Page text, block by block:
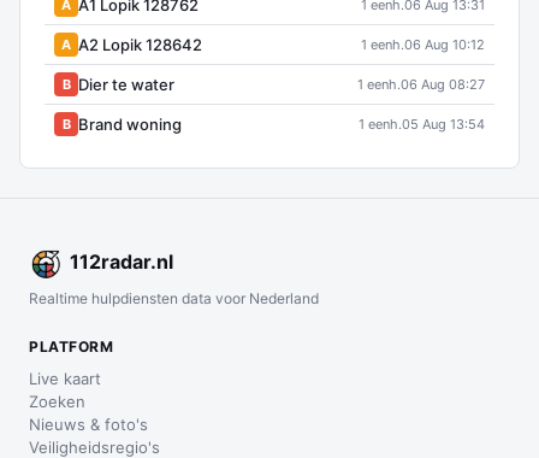
A A1 Lopik 128762 1 eenh.06 Aug 13:31
A A2 Lopik 128642 1 eenh.06 Aug 10:12
B Dier te water 1 eenh.06 Aug 08:27
B Brand woning 1 eenh.05 Aug 13:54
112radar.nl
Realtime hulpdiensten data voor Nederland
PLATFORM
Live kaart
Zoeken
Nieuws & foto's
Veiligheidsregio's